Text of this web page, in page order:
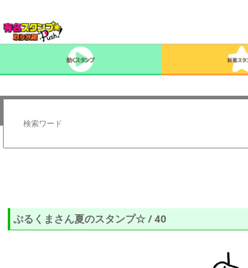
ぷるくまさん夏のスタンプ☆ / 40